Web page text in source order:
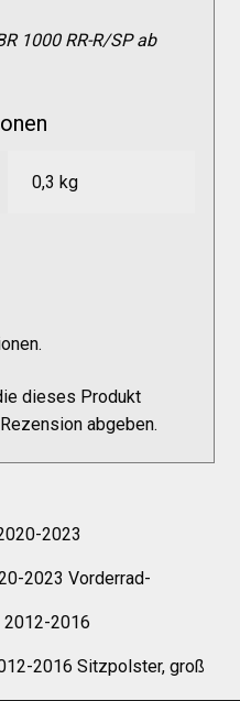
1000 RR-R/SP ab
0,3 kg
dieses Produkt
abgeben.
2023 Vorderrad-
2016 Sitzpolster, groß